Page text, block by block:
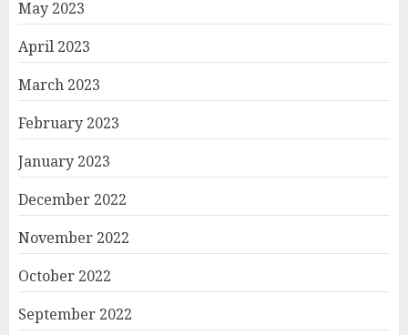
May 2023
April 2023
March 2023
February 2023
January 2023
December 2022
November 2022
October 2022
September 2022